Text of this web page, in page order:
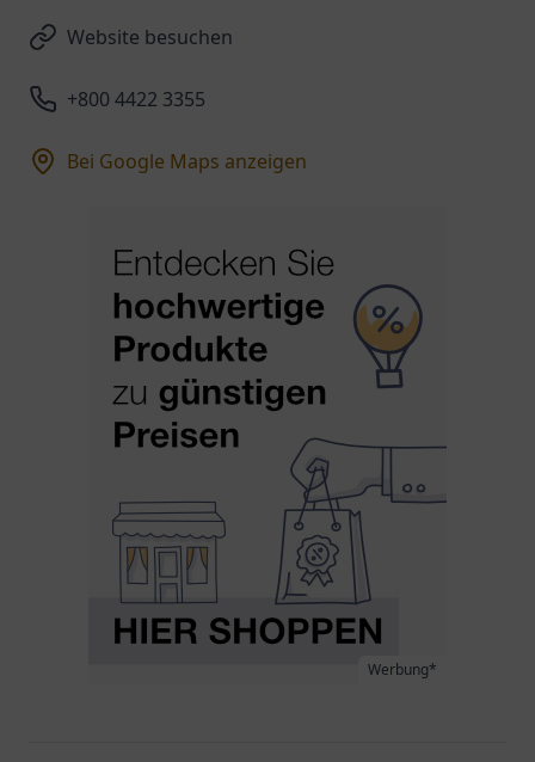
Website besuchen
+800 4422 3355
Bei Google Maps anzeigen
Werbung*